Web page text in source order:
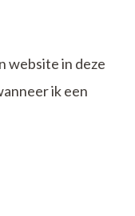
website in deze
ik een